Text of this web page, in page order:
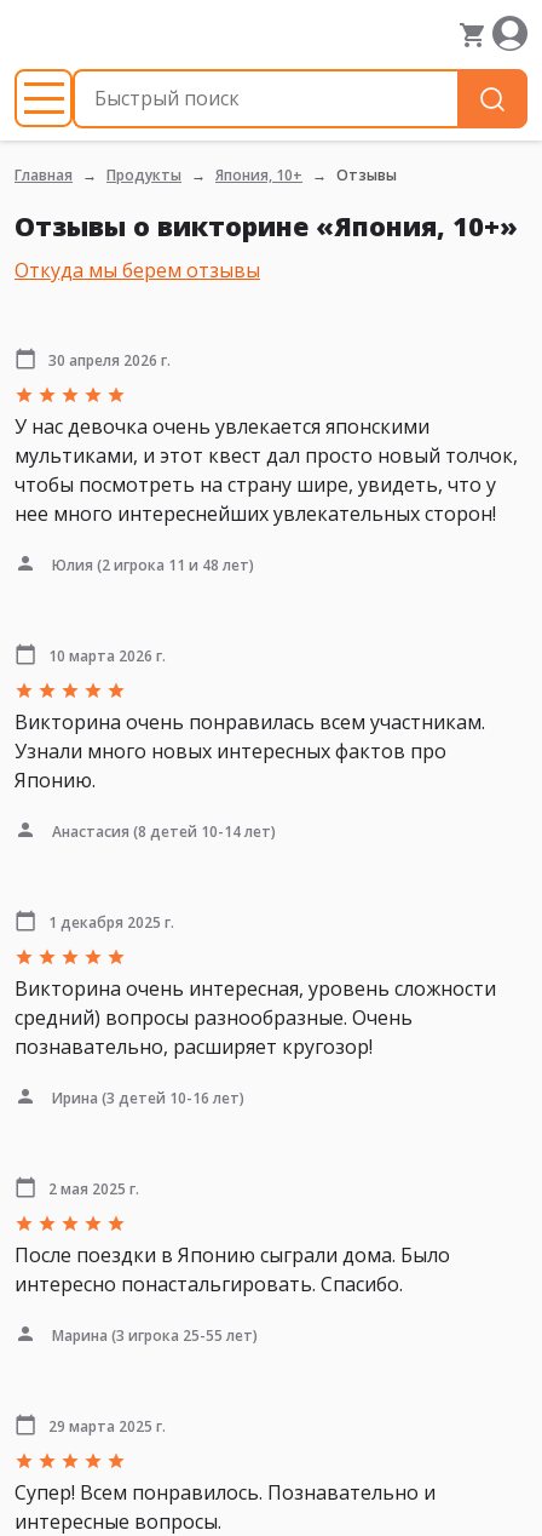
Главная Продукты Япония, 10+ Отзывы
Отзывы о викторине «Япония, 10+»
Откуда мы берем отзывы
30 апреля 2026 г.
У нас девочка очень увлекается японскими
мультиками, и этот квест дал просто новый толчок,
чтобы посмотреть на страну шире, увидеть, что у
нее много интереснейших увлекательных сторон!
Юлия (2 игрока 11 и 48 лет)
10 марта 2026 г.
Викторина очень понравилась всем участникам.
Узнали много новых интересных фактов про
Японию.
Анастасия (8 детей 10-14 лет)
1 декабря 2025 г.
Викторина очень интересная, уровень сложности
средний) вопросы разнообразные. Очень
познавательно, расширяет кругозор!
Ирина (3 детей 10-16 лет)
2 мая 2025 г.
После поездки в Японию сыграли дома. Было
интересно понастальгировать. Спасибо.
Марина (3 игрока 25-55 лет)
29 марта 2025 г.
Супер! Всем понравилось. Познавательно и
интересные вопросы.